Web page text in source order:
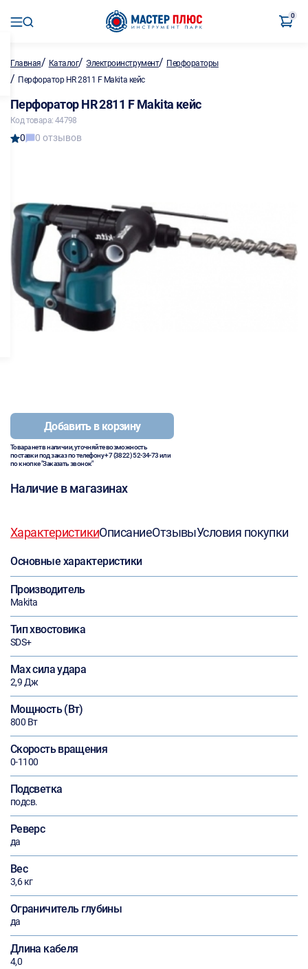
0
Главная/ Каталог/ Электроинструмент/ Перфораторы
/ Перфоратор HR 2811 F Makita кейс
Перфоратор HR 2811 F Makita кейс
Код товара: 44798
0 0 отзывов
Добавить в корзину
Товара нет в наличии, уточняйте возможность
поставки под заказ по телефону+7 (3822) 52-34-73или
по кнопке "Заказать звонок"
Наличие в магазинах
ХарактеристикиОписаниеОтзывыУсловия покупки
Основные характеристики
Производитель
Makita
Тип хвостовика
SDS+
Max сила удара
2,9 Дж
Мощность (Вт)
800 Вт
Скорость вращения
0-1100
Подсветка
подсв.
Реверс
да
Вес
3,6 кг
Ограничитель глубины
да
Длина кабеля
4,0